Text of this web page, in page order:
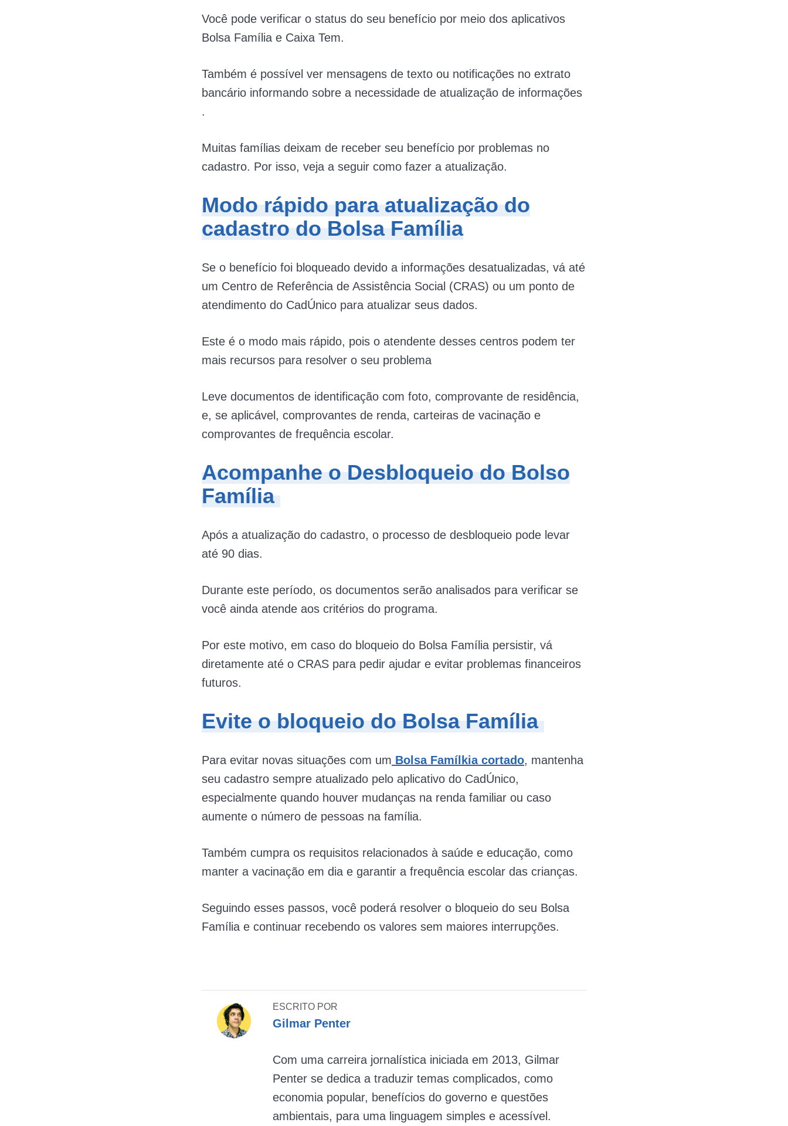
Você pode verificar o status do seu benefício por meio dos aplicativos
Bolsa Família e Caixa Tem.
Também é possível ver mensagens de texto ou notificações no extrato
bancário informando sobre a necessidade de atualização de informações​
.
Muitas famílias deixam de receber seu benefício por problemas no
cadastro. Por isso, veja a seguir como fazer a atualização.
Modo rápido para atualização do
cadastro do Bolsa Família
Se o benefício foi bloqueado devido a informações desatualizadas, vá até
um Centro de Referência de Assistência Social (CRAS) ou um ponto de
atendimento do CadÚnico para atualizar seus dados.
Este é o modo mais rápido, pois o atendente desses centros podem ter
mais recursos para resolver o seu problema
Leve documentos de identificação com foto, comprovante de residência,
e, se aplicável, comprovantes de renda, carteiras de vacinação e
comprovantes de frequência escolar.
Acompanhe o Desbloqueio do Bolso
Família
Após a atualização do cadastro, o processo de desbloqueio pode levar
até 90 dias.
Durante este período, os documentos serão analisados para verificar se
você ainda atende aos critérios do programa.
Por este motivo, em caso do bloqueio do Bolsa Família persistir, vá
diretamente até o CRAS para pedir ajudar e evitar problemas financeiros
futuros.
Evite o bloqueio do Bolsa Família
Para evitar novas situações com um Bolsa Famílkia cortado, mantenha
seu cadastro sempre atualizado pelo aplicativo do CadÚnico,
especialmente quando houver mudanças na renda familiar ou caso
aumente o número de pessoas na família.
Também cumpra os requisitos relacionados à saúde e educação, como
manter a vacinação em dia e garantir a frequência escolar das crianças​.
Seguindo esses passos, você poderá resolver o bloqueio do seu Bolsa
Família e continuar recebendo os valores sem maiores interrupções.
ESCRITO POR
Gilmar Penter
Com uma carreira jornalística iniciada em 2013, Gilmar
Penter se dedica a traduzir temas complicados, como
economia popular, benefícios do governo e questões
ambientais, para uma linguagem simples e acessível.